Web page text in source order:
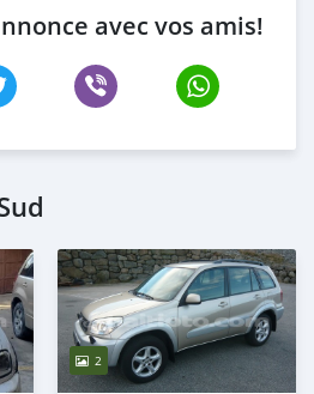
avec vos amis!
2